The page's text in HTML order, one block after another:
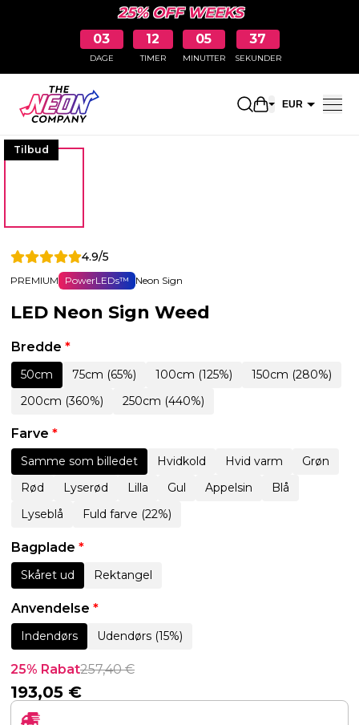
25% OFF WEEKS
03
DAGE
12
TIMER
05
MINUTTER
36
SEKUNDER
Åbn EUR
Tilbud
4.9/5
PREMIUM PowerLEDs™ Neon Sign
LED Neon Sign Weed
Bredde *
50cm 75cm (65%) 100cm (125%)
150cm (280%)
200cm (360%)
250cm (440%)
Farve *
Samme som billedet Hvidkold Hvid varm
Grøn
Rød
Lyserød Lilla Gul Appelsin
Blå
Lyseblå
Fuld farve (22%)
Bagplade *
Skåret ud Rektangel
Anvendelse *
Indendørs Udendørs (15%)
25% Rabat257,40€
193,05 €